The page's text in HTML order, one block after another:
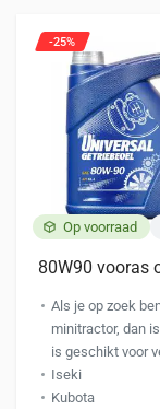
kan
gekozen
worden
productpagina
Op voorraad
-25%
80W90 vooras
Als je op zoek
minitractor, dan
is geschikt voor
Iseki
Kubota